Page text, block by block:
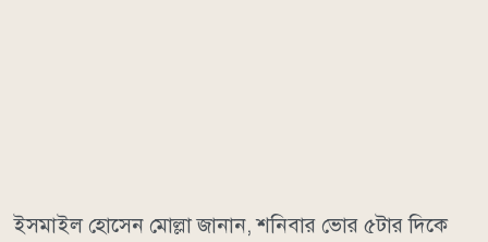
ইসমাইল হোসেন মোল্লা জানান, শনিবার ভোর ৫টার দিকে